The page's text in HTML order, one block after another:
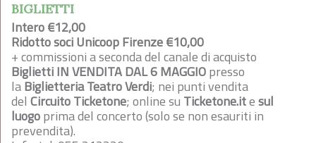
BIGLIETTI
Intero €12,00
Ridotto soci Unicoop Firenze €10,00
+ commissioni a seconda del canale di acquisto
Biglietti IN VENDITA DAL 6 MAGGIOpresso
laBiglietteria Teatro Verdi; nei punti vendita
del Circuito Ticketone; online su Ticketone.itesul
luogoprima del concerto (solo se non esauriti in
prevendita).